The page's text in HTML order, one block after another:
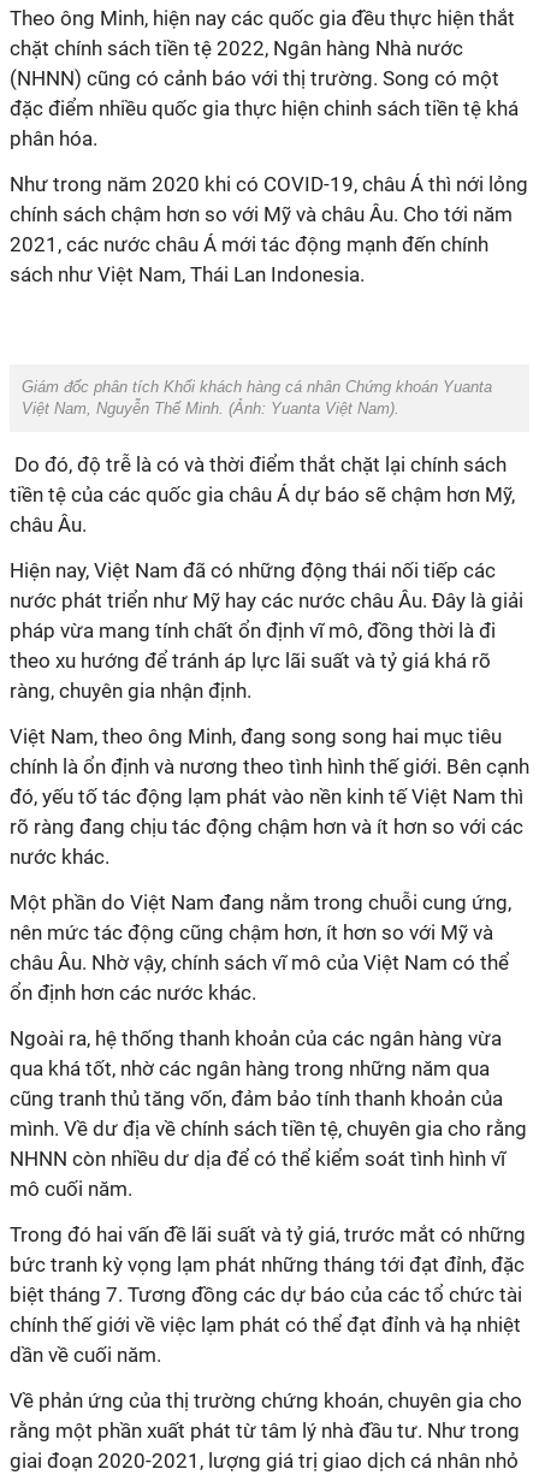
Theo ông Minh, hiện nay các quốc gia đều thực hiện thắt
chặt chính sách tiền tệ 2022, Ngân hàng Nhà nước
(NHNN) cũng có cảnh báo với thị trường. Song có một
đặc điểm nhiều quốc gia thực hiện chinh sách tiền tệ khá
phân hóa.
Như trong năm 2020 khi có COVID-19, châu Á thì nới lỏng
chính sách chậm hơn so với Mỹ và châu Âu. Cho tới năm
2021, các nước châu Á mới tác động mạnh đến chính
sách như Việt Nam, Thái Lan Indonesia.
Giám đốc phân tích Khối khách hàng cá nhân Chứng khoán Yuanta
Việt Nam, Nguyễn Thế Minh. (Ảnh: Yuanta Việt Nam).
Do đó, độ trễ là có và thời điểm thắt chặt lại chính sách
tiền tệ của các quốc gia châu Á dự báo sẽ chậm hơn Mỹ,
châu Âu.
Hiện nay, Việt Nam đã có những động thái nối tiếp các
nước phát triển như Mỹ hay các nước châu Âu. Đây là giải
pháp vừa mang tính chất ổn định vĩ mô, đồng thời là đi
theo xu hướng để tránh áp lực lãi suất và tỷ giá khá rõ
ràng, chuyên gia nhận định.
Việt Nam, theo ông Minh, đang song song hai mục tiêu
chính là ổn định và nương theo tình hình thế giới. Bên cạnh
đó, yếu tố tác động lạm phát vào nền kinh tế Việt Nam thì
rõ ràng đang chịu tác động chậm hơn và ít hơn so với các
nước khác.
Một phần do Việt Nam đang nằm trong chuỗi cung ứng,
nên mức tác động cũng chậm hơn, ít hơn so với Mỹ và
châu Âu. Nhờ vậy, chính sách vĩ mô của Việt Nam có thể
ổn định hơn các nước khác.
Ngoài ra, hệ thống thanh khoản của các ngân hàng vừa
qua khá tốt, nhờ các ngân hàng trong những năm qua
cũng tranh thủ tăng vốn, đảm bảo tính thanh khoản của
mình. Về dư địa về chính sách tiền tệ, chuyên gia cho rằng
NHNN còn nhiều dư dịa để có thể kiểm soát tình hình vĩ
mô cuối năm.
Trong đó hai vấn đề lãi suất và tỷ giá, trước mắt có những
bức tranh kỳ vọng lạm phát những tháng tới đạt đỉnh, đặc
biệt tháng 7. Tương đồng các dự báo của các tổ chức tài
chính thế giới về việc lạm phát có thể đạt đỉnh và hạ nhiệt
dần về cuối năm.
Về phản ứng của thị trường chứng khoán, chuyên gia cho
rằng một phần xuất phát từ tâm lý nhà đầu tư. Như trong
giai đoạn 2020-2021, lượng giá trị giao dịch cá nhân nhỏ